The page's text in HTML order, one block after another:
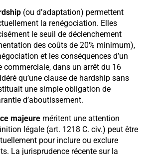
(ou d’adaptation) permettent
la renégociation. Elles
le seuil de déclenchement
des coûts de 20% minimum),
et les conséquences d’un
commerciale, dans un arrêt du 16
qu’une clause de hardship sans
une simple obligation de
d’aboutissement.
majeure méritent une attention
légale (art. 1218 C. civ.) peut être
pour inclure ou exclure
La jurisprudence récente sur la